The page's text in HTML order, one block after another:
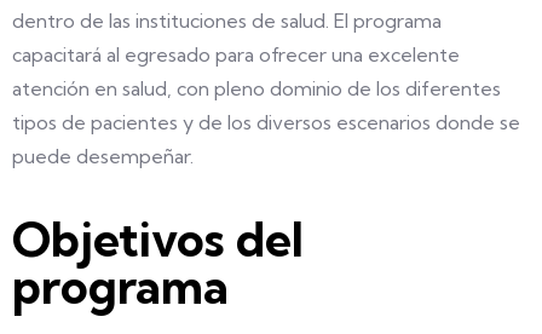
dentro de las instituciones de salud. El programa
capacitará al egresado para ofrecer una excelente
atención en salud, con pleno dominio de los diferentes
tipos de pacientes y de los diversos escenarios donde se
puede desempeñar.
Objetivos del
programa